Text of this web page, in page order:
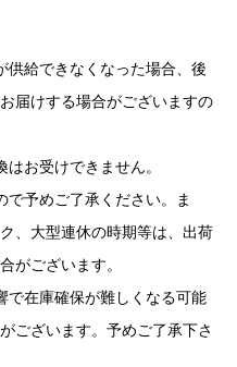
供給できなくなった場合、後
届けする場合がございますの
お受けできません。
予めご了承ください。ま
、大型連休の時期等は、出荷
がございます。
で在庫確保が難しくなる可能
ございます。予めご了承下さ